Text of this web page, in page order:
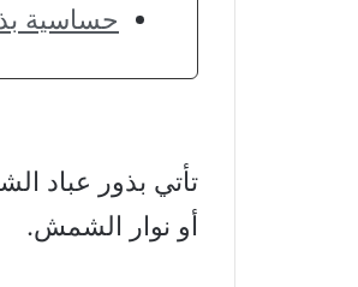
حساسية
تأتي بذور عباد
أو نوار الشمش.